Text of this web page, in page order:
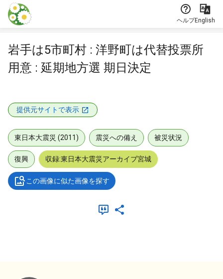
本文に飛ぶ
ヘルプEnglish
岩手は5市町村 : 洋野町は代替投票所
用意 : 延期地方選 期日決定
提供元サイトで表示
東日本大震災 (2011) 震災への備え 被災状況
復興 収録:東日本大震災アーカイブ宮城
この画像に似た画像を探す